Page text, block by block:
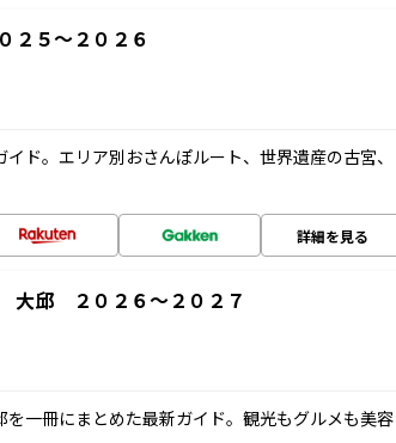
５～２０２６
ド。エリア別おさんぽルート、世界遺産の古宮、
詳細を見る
邱 ２０２６～２０２７
一冊にまとめた最新ガイド。観光もグルメも美容